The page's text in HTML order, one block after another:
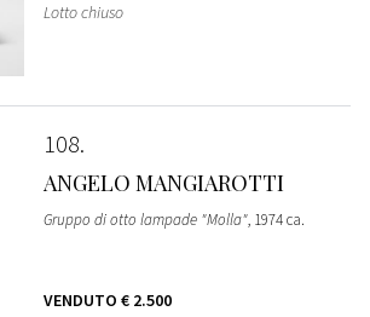
Lotto chiuso
108
ANGELO MANGIAROTTI
Gruppo di otto lampade "Molla", 1974 ca.
VENDUTO € 2.500